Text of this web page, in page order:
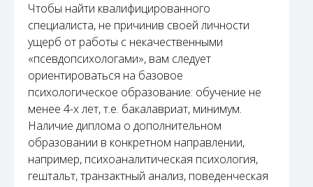
Чтобы найти квалифицированного
специалиста, не причинив своей личности
ущерб от работы с некачественными
«псевдопсихологами», вам следует
ориентироваться на базовое
психологическое образование: обучение не
менее 4-х лет, т.е. бакалавриат, минимум.
Наличие диплома о дополнительном
образовании в конкретном направлении,
например, психоаналитическая психология,
гештальт, транзактный анализ, поведенческая